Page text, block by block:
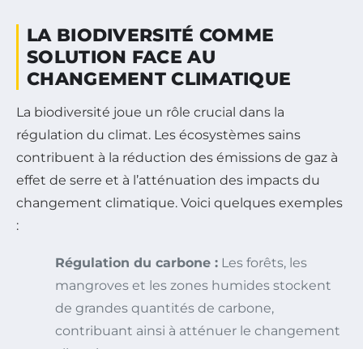
LA BIODIVERSITÉ COMME
SOLUTION FACE AU
CHANGEMENT CLIMATIQUE
La biodiversité joue un rôle crucial dans la
régulation du climat. Les écosystèmes sains
contribuent à la réduction des émissions de gaz à
effet de serre et à l’atténuation des impacts du
changement climatique. Voici quelques exemples
:
Régulation du carbone : Les forêts, les
mangroves et les zones humides stockent
de grandes quantités de carbone,
contribuant ainsi à atténuer le changement